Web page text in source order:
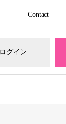
ログイン
Contact